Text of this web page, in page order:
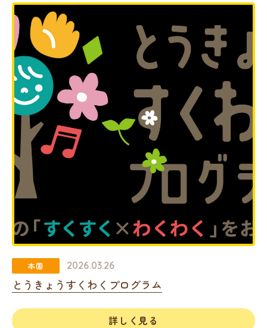
本園 2026.03.26
とうきょうすくわくプログラム
詳しく見る